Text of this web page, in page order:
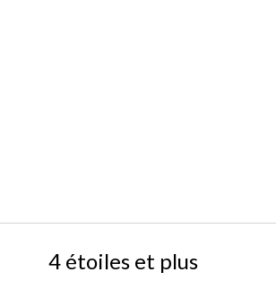
4 étoiles et plus